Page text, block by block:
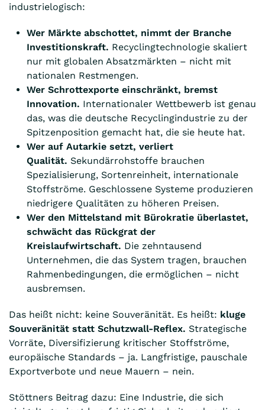
industrielogisch:
Wer Märkte abschottet, nimmt der Branche
Investitionskraft. Recyclingtechnologie skaliert
nur mit globalen Absatzmärkten – nicht mit
nationalen Restmengen.
Wer Schrottexporte einschränkt, bremst
Innovation. Internationaler Wettbewerb ist genau
das, was die deutsche Recyclingindustrie zu der
Spitzenposition gemacht hat, die sie heute hat.
Wer auf Autarkie setzt, verliert
Qualität. Sekundärrohstoffe brauchen
Spezialisierung, Sortenreinheit, internationale
Stoffströme. Geschlossene Systeme produzieren
niedrigere Qualitäten zu höheren Preisen.
Wer den Mittelstand mit Bürokratie überlastet,
schwächt das Rückgrat der
Kreislaufwirtschaft. Die zehntausend
Unternehmen, die das System tragen, brauchen
Rahmenbedingungen, die ermöglichen – nicht
ausbremsen.
Das heißt nicht: keine Souveränität. Es heißt: kluge
Souveränität statt Schutzwall-Reflex. Strategische
Vorräte, Diversifizierung kritischer Stoffströme,
europäische Standards – ja. Langfristige, pauschale
Exportverbote und neue Mauern – nein.
Stöttners Beitrag dazu: Eine Industrie, die sich